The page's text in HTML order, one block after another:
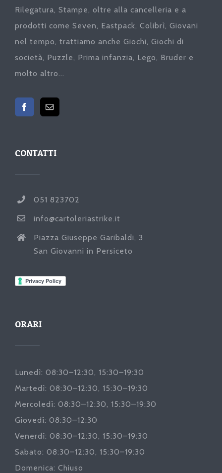
Rilegatura, Stampe, oltre alla cancelleria e a
prodotti come Seven, Eastpack, Colibrì, Giovani
nel tempo, trattiamo anche Giochi, Giochi di
società, Puzzle, Prima infanzia, Lego, Bruder e
molto altro...
CONTATTI
051 823702
info@cartoleriastrike.it
Piazza Giuseppe Garibaldi, 3
San Giovanni in Persiceto
ORARI
Lunedì: 08:30–12:30, 15:30–19:30
Martedì: 08:30–12:30, 15:30–19:30
Mercoledì: 08:30–12:30, 15:30–19:30
Giovedì: 08:30–12:30
Venerdì: 08:30–12:30, 15:30–19:30
Sabato: 08:30–12:30, 15:30–19:30
Domenica: Chiuso